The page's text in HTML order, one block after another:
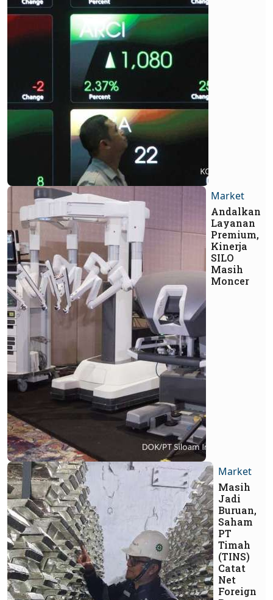
Market
Andalkan
Layanan
Premium,
Kinerja
SILO
Masih
Moncer
Market
Masih
Jadi
Buruan,
Saham
PT
Timah
(TINS)
Catat
Net
Foreign